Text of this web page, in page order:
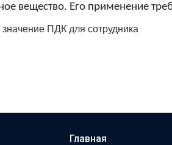
вещество. Его применение
ПДК для сотрудника
Главная